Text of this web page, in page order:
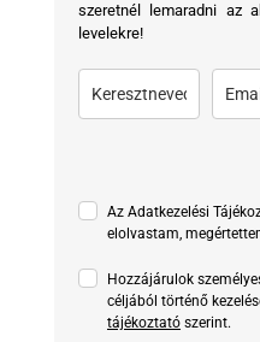
szeretnél lemaradni az
levelekre!
Az Adatkezelési
elolvastam,
Hozzájárulok
céljából történő
tájékoztatószerint.